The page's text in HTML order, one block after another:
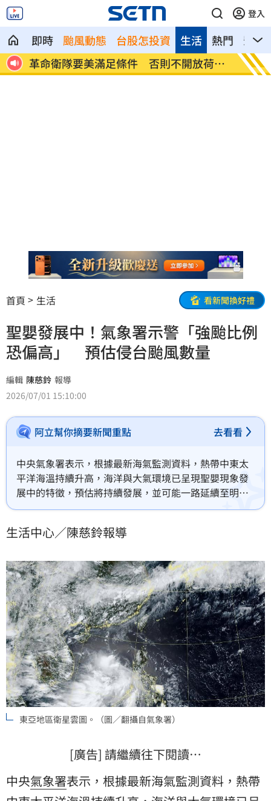
登入
即時 颱風動態 台股怎投資 熱門 影音
生活
韓
革命衛隊要美滿足條件 否則不開放荷莫
茲
場
首頁 生活 看新聞換好禮
聖嬰發展中！氣象署示警「強颱比例
恐偏高」 預估侵台颱風數量
編輯 陳慈鈴 報導
2026/07/01 15:10:00
阿立幫你摘要新聞重點 去看看
中央氣象署表示，根據最新海氣監測資料，熱帶中東太
平洋海溫持續升高，海洋與大氣環境已呈現聖嬰現象發
展中的特徵，預估將持續發展，並可能一路延續至明
（2027）年春季。氣象署指出，依過去氣候統計，聖嬰
高，提醒民眾持續留意後續颱風動態。
生活中心／陳慈鈴報導
東亞地區衛星雲圖。（圖／翻攝自氣象署）
[廣告] 請繼續往下閱讀…
中央氣象署表示，根據最新海氣監測資料，熱帶